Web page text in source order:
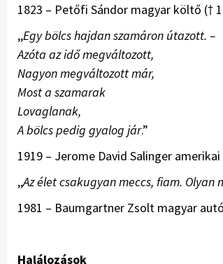
1823 – Petőfi Sándor magyar költő (†
,,Egy bölcs hajdan szamáron útazott. –
Azóta az idő megváltozott,
Nagyon megváltozott már,
Most a szamarak
Lovaglanak,
A bölcs pedig gyalog jár.”
1919 – Jerome David Salinger
,,Az élet csakugyan meccs, fiam.
1981 – Baumgartner Zsolt magyar
Halálozások